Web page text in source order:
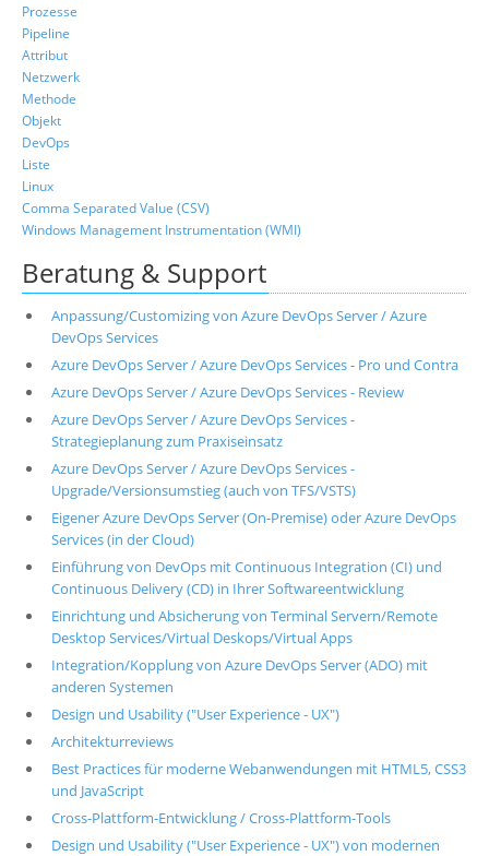
Prozesse
Pipeline
Attribut
Netzwerk
Methode
Objekt
DevOps
Liste
Linux
Comma Separated Value (CSV)
Windows Management Instrumentation (WMI)
Beratung & Support
Anpassung/Customizing von Azure DevOps Server / Azure
DevOps Services
Azure DevOps Server / Azure DevOps Services - Pro und Contra
Azure DevOps Server / Azure DevOps Services - Review
Azure DevOps Server / Azure DevOps Services -
Strategieplanung zum Praxiseinsatz
Azure DevOps Server / Azure DevOps Services -
Upgrade/Versionsumstieg (auch von TFS/VSTS)
Eigener Azure DevOps Server (On-Premise) oder Azure DevOps
Services (in der Cloud)
Einführung von DevOps mit Continuous Integration (CI) und
Continuous Delivery (CD) in Ihrer Softwareentwicklung
Einrichtung und Absicherung von Terminal Servern/Remote
Desktop Services/Virtual Deskops/Virtual Apps
Integration/Kopplung von Azure DevOps Server (ADO) mit
anderen Systemen
Design und Usability ("User Experience - UX")
Architekturreviews
Best Practices für moderne Webanwendungen mit HTML5, CSS3
und JavaScript
Cross-Plattform-Entwicklung / Cross-Plattform-Tools
Design und Usability ("User Experience - UX") von modernen